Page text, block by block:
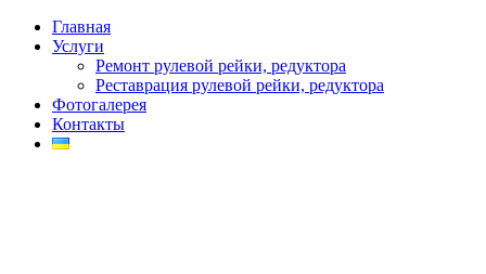
Главная
Услуги
Ремонт рулевой рейки, редуктора
Реставрация рулевой рейки, редуктора
Фотогалерея
Контакты